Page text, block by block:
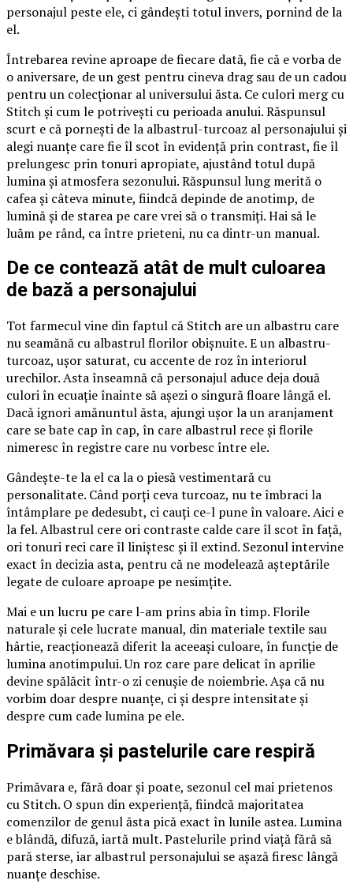
personajul peste ele, ci gândești totul invers, pornind de la
el.
Întrebarea revine aproape de fiecare dată, fie că e vorba de
o aniversare, de un gest pentru cineva drag sau de un cadou
pentru un colecționar al universului ăsta. Ce culori merg cu
Stitch și cum le potrivești cu perioada anului. Răspunsul
scurt e că pornești de la albastrul-turcoaz al personajului și
alegi nuanțe care fie îl scot în evidență prin contrast, fie îl
prelungesc prin tonuri apropiate, ajustând totul după
lumina și atmosfera sezonului. Răspunsul lung merită o
cafea și câteva minute, fiindcă depinde de anotimp, de
lumină și de starea pe care vrei să o transmiți. Hai să le
luăm pe rând, ca între prieteni, nu ca dintr-un manual.
De ce contează atât de mult culoarea
de bază a personajului
Tot farmecul vine din faptul că Stitch are un albastru care
nu seamănă cu albastrul florilor obișnuite. E un albastru-
turcoaz, ușor saturat, cu accente de roz în interiorul
urechilor. Asta înseamnă că personajul aduce deja două
culori în ecuație înainte să așezi o singură floare lângă el.
Dacă ignori amănuntul ăsta, ajungi ușor la un aranjament
care se bate cap în cap, în care albastrul rece și florile
nimeresc în registre care nu vorbesc între ele.
Gândește-te la el ca la o piesă vestimentară cu
personalitate. Când porți ceva turcoaz, nu te îmbraci la
întâmplare pe dedesubt, ci cauți ce-l pune în valoare. Aici e
la fel. Albastrul cere ori contraste calde care îl scot în față,
ori tonuri reci care îl liniștesc și îl extind. Sezonul intervine
exact în decizia asta, pentru că ne modelează așteptările
legate de culoare aproape pe nesimțite.
Mai e un lucru pe care l-am prins abia în timp. Florile
naturale și cele lucrate manual, din materiale textile sau
hârtie, reacționează diferit la aceeași culoare, în funcție de
lumina anotimpului. Un roz care pare delicat în aprilie
devine spălăcit într-o zi cenușie de noiembrie. Așa că nu
vorbim doar despre nuanțe, ci și despre intensitate și
despre cum cade lumina pe ele.
Primăvara și pastelurile care respiră
Primăvara e, fără doar și poate, sezonul cel mai prietenos
cu Stitch. O spun din experiență, fiindcă majoritatea
comenzilor de genul ăsta pică exact în lunile astea. Lumina
e blândă, difuză, iartă mult. Pastelurile prind viață fără să
pară sterse, iar albastrul personajului se așază firesc lângă
nuanțe deschise.